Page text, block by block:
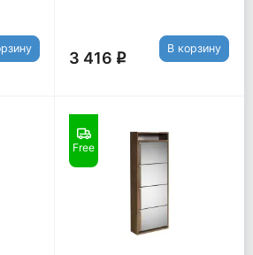
3 416 q
В корзину
Free